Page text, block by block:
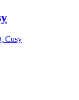
Cusy